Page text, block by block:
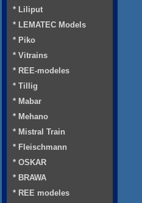
* Liliput
* LEMATEC Models
* Piko
* Vitrains
* REE-modeles
* Tillig
* Mabar
* Mehano
* Mistral Train
* Fleischmann
* OSKAR
* BRAWA
* REE modeles